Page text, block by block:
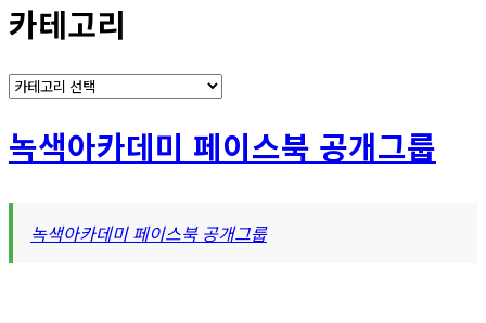
카테고리
카
고
리
녹색아카데미 페이스북 공개그룹
녹색아카데미 페이스북 공개그룹